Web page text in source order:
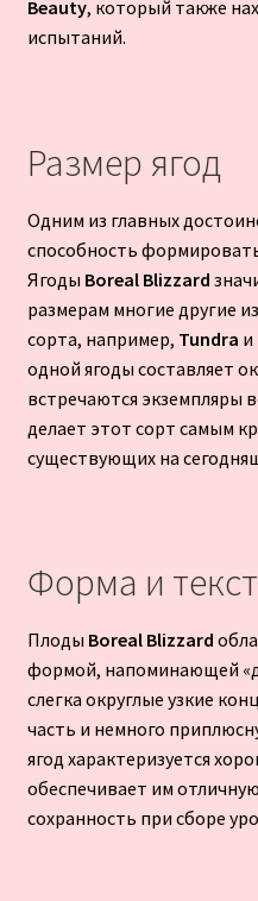
Beauty, который также
испытаний.
Размер ягод
Одним из главных
способность
Ягоды Boreal Blizzard
размерам многие другие
сорта, например, Tundra и
одной ягоды составляет
встречаются экземпляры
делает этот сорт самым
существующих на
Форма и
Плоды Boreal Blizzard
формой, напоминающей
слегка округлые узкие
часть и немного
ягод характеризуется
обеспечивает им
сохранность при сборе